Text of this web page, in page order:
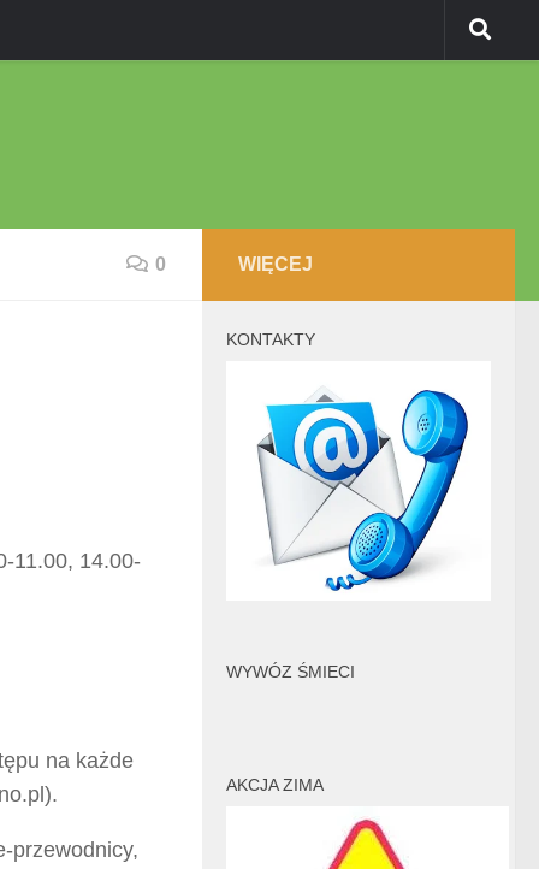
0
11.00, 14.00-
na każde
przewodnicy,
WIĘCEJ
KONTAKTY
WYWÓZ ŚMIECI
AKCJA ZIMA